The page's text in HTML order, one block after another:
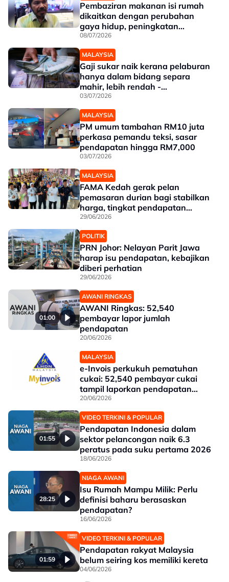
Pembaziran makanan isi rumah
dikaitkan dengan perubahan
gaya hidup, peningkatan
pendapatan
08/07/2026
MALAYSIA
Gaji sukar naik kerana pelaburan
hanya dalam bidang separa
mahir, lebih rendah -
Penganalisis
03/07/2026
MALAYSIA
PM umum tambahan RM10 juta
perkasa pemandu teksi, sasar
pendapatan hingga RM7,000
03/07/2026
MALAYSIA
FAMA Kedah gerak pelan
pemasaran durian bagi stabilkan
harga, tingkat pendapatan
pekebun
29/06/2026
POLITIK
PRN Johor: Nelayan Parit Jawa
harap isu pendapatan, kebajikan
diberi perhatian
29/06/2026
01:00
AWANI RINGKAS
AWANI Ringkas: 52,540
pembayar lapor jumlah
pendapatan
20/06/2026
MALAYSIA
e-Invois perkukuh pematuhan
cukai: 52,540 pembayar cukai
tampil laporkan pendapatan
RM4.07 bilion
20/06/2026
01:55
VIDEO TERKINI & POPULAR
Pendapatan Indonesia dalam
sektor pelancongan naik 6.3
peratus pada suku pertama 2026
18/06/2026
28:25
NIAGA AWANI
Isu Rumah Mampu Milik: Perlu
definisi baharu berasaskan
pendapatan?
16/06/2026
01:59
VIDEO TERKINI & POPULAR
Pendapatan rakyat Malaysia
belum seiring kos memiliki kereta
04/06/2026